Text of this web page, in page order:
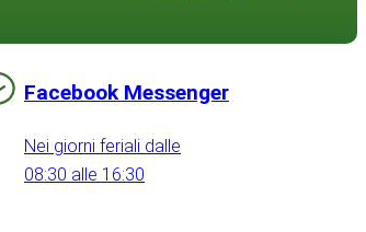
Facebook Messenger
Nei giorni feriali dalle
08:30 alle 16:30